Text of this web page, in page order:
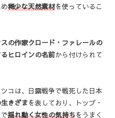
稀少な天然素材を使っているこ
の作家クロード・ファレールの
ヒロインの名前から付けられて
コは、日露戦争で戦死した日本
きざまを表しており、トップ・
揺れ動く女性の気持ちをうまく